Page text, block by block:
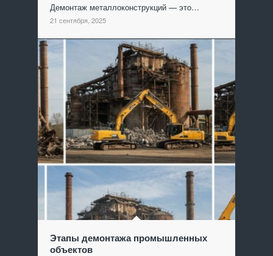
Демонтаж металлоконструкций — это…
21 сентября, 2025
Этапы демонтажа промышленных
объектов